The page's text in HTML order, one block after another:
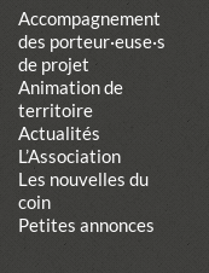
Accompagnement
des porteur·euse·s
de projet
Animation de
territoire
Actualités
L’Association
Les nouvelles du
coin
Petites annonces